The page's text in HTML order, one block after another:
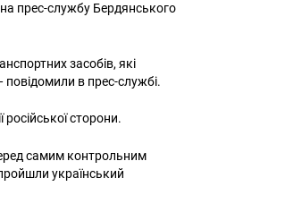
прес-службу Бердянського
засобів, які
в прес-службі.
сторони.
самим контрольним
український